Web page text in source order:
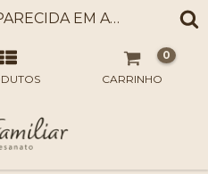
NOSSA SENHORA APARECIDA EM AMIGURUMI
CARRINHO
0